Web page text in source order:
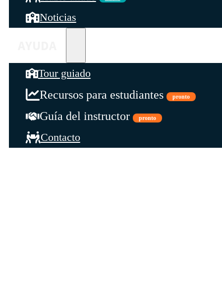
Noticias
Tour guiado
Recursos para estudiantes pronto
Guía del instructor pronto
Contacto